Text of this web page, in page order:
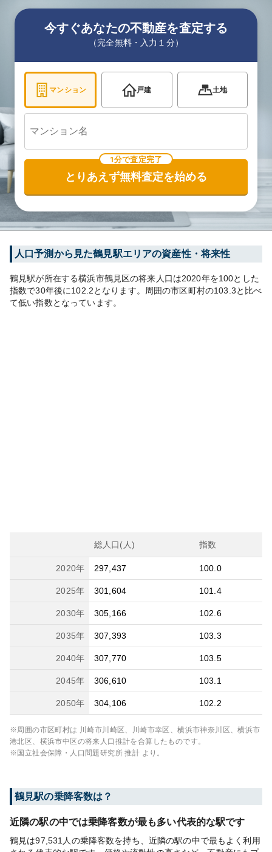
今すぐあなたの不動産を査定する
（完全無料・入力１分）
マンション 戸建 土地
1分で査定完了
とりあえず無料査定を始める
人口予測から見た鶴見駅エリアの資産性・将来性
鶴見駅が所在する横浜市鶴見区の将来人口は2020年を100とした
指数で30年後に102.2となります。 周囲の市区町村の103.3と比べ
て低い指数となっています。
総人口(人) 指数
2020年 297,437 100.0
2025年 301,604 101.4
2030年 305,166 102.6
2035年 307,393 103.3
2040年 307,770 103.5
2045年 306,610 103.1
2050年 304,106 102.2
※周囲の市区町村は 川崎市川崎区、川崎市幸区、横浜市神奈川区、横浜市
港北区、横浜市中区の将来人口推計を合算したものです。
※国立社会保障・人口問題研究所 推計 より。
鶴見駅の乗降客数は？
近隣の駅の中では乗降客数が最も多い代表的な駅です
鶴見は97,531人の乗降客数を持ち、近隣の駅の中で最もよく利用